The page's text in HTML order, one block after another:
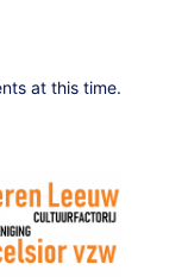
at this time.